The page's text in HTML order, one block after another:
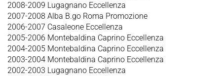
2008-2009 Lugagnano Eccellenza
2007-2008 Alba B.go Roma Promozione
2006-2007 Casaleone Eccellenza
2005-2006 Montebaldina Caprino Eccellenza
2004-2005 Montebaldina Caprino Eccellenza
2003-2004 Montebaldina Caprino Eccellenza
2002-2003 Lugagnano Eccellenza